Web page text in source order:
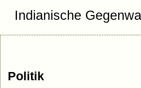
Indianische
Politik